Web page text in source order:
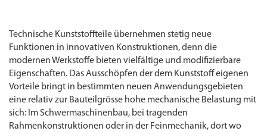
Technische Kunststoffteile übernehmen stetig neue
Funktionen in innovativen Konstruktionen, denn die
modernen Werkstoffe bieten vielfältige und modifizierbare
Eigenschaften. Das Ausschöpfen der dem Kunststoff eigenen
Vorteile bringt in bestimmten neuen Anwendungsgebieten
eine relativ zur Bauteilgrösse hohe mechanische Belastung mit
sich: Im Schwermaschinenbau, bei tragenden
Rahmenkonstruktionen oder in der Feinmechanik, dort wo